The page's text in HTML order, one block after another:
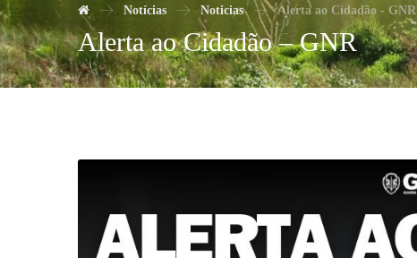
Notícias Noticias Alerta ao Cidadão - GNR
Alerta ao Cidadão – GNR